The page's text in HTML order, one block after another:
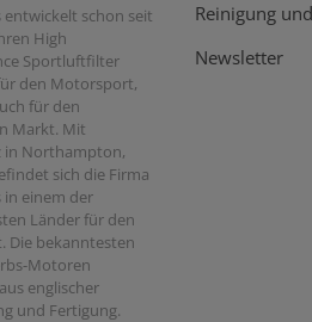
entwickelt schon seit
High
Sportluftfilter
den Motorsport,
für den
Markt. Mit
in Northampton,
sich die Firma
in einem der
Länder für den
Die bekanntesten
Motoren
englischer
und Fertigung.
Reinigung
Newsletter